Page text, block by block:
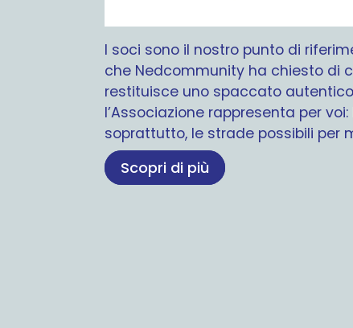
I soci sono il nostro punto di
che Nedcommunity ha chiesto di
restituisce uno spaccato
l’Associazione rappresenta per
soprattutto, le strade possibili per
Scopri di più